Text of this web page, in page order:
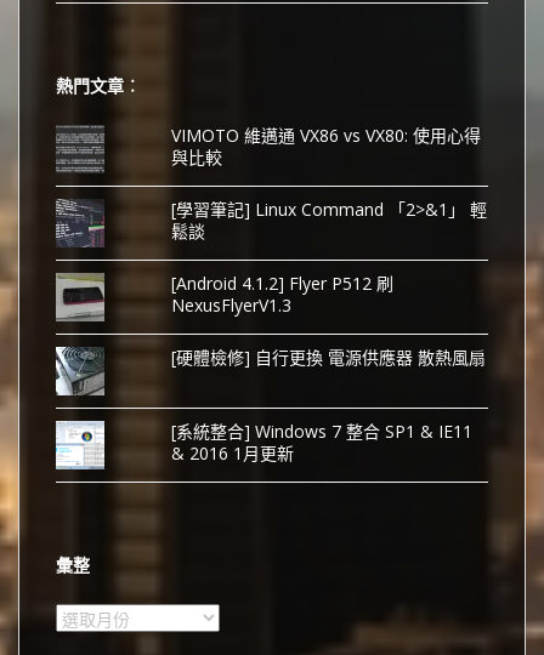
熱門文章︰
VIMOTO 維邁通 VX86 vs VX80: 使用心得
與比較
[學習筆記] Linux Command 「2>&1」 輕
鬆談
[Android 4.1.2] Flyer P512 刷
NexusFlyerV1.3
[硬體檢修] 自行更換 電源供應器 散熱風扇
[系統整合] Windows 7 整合 SP1 & IE11
& 2016 1月更新
彙整
彙